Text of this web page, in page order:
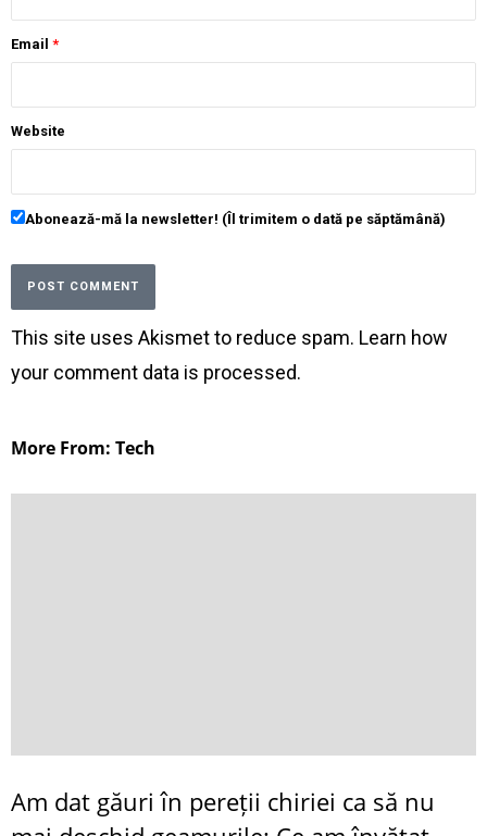
Email *
Website
Abonează-mă la newsletter! (Îl trimitem o dată pe săptămână)
This site uses Akismet to reduce spam. Learn how
your comment data is processed.
More From: Tech
Am dat găuri în pereții chiriei ca să nu